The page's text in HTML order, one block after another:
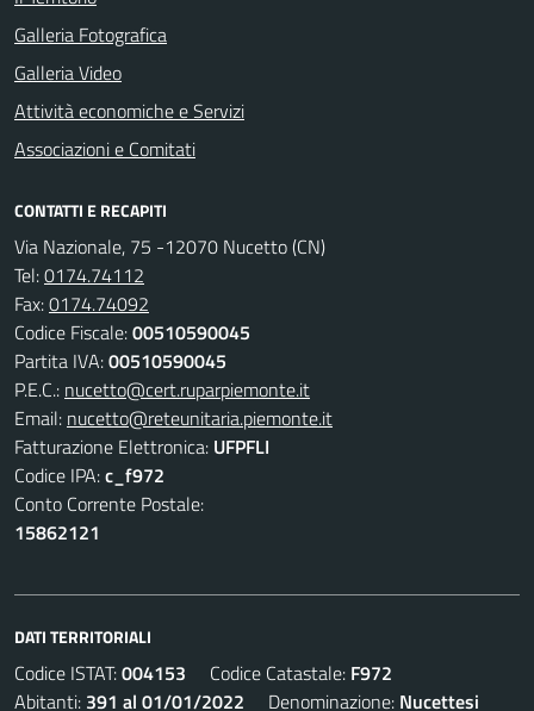
Galleria Fotografica
Galleria Video
Attività economiche e Servizi
Associazioni e Comitati
CONTATTI E RECAPITI
Via Nazionale, 75 -12070 Nucetto (CN)
Tel:0174.74112
Fax:0174.74092
Codice Fiscale:00510590045
Partita IVA:00510590045
P.E.C.: nucetto@cert.ruparpiemonte.it
Email: nucetto@reteunitaria.piemonte.it
Fatturazione Elettronica: UFPFLI
Codice IPA:c_f972
Conto Corrente Postale:
15862121
DATI TERRITORIALI
Codice ISTAT:004153 Codice Catastale: F972
Abitanti: 391 al 01/01/2022 Denominazione: Nucettesi